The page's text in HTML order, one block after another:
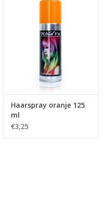
Haarspray oranje 125
ml
€3,25